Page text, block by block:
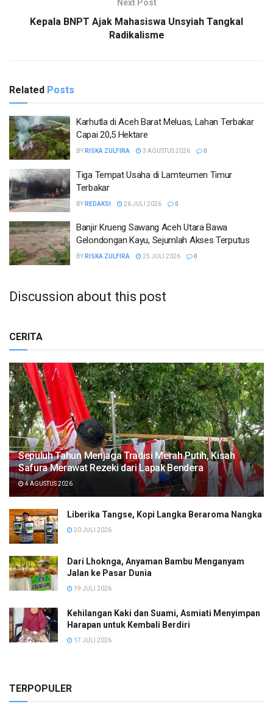
Next Post
Kepala BNPT Ajak Mahasiswa Unsyiah Tangkal
Radikalisme
Related Posts
Karhutla di Aceh Barat Meluas, Lahan Terbakar
Capai 20,5 Hektare
BY RISKA ZULFIRA 3 AGUSTUS 2026 0
Tiga Tempat Usaha di Lamteumen Timur
Terbakar
BY REDAKSI 26 JULI 2026 0
Banjir Krueng Sawang Aceh Utara Bawa
Gelondongan Kayu, Sejumlah Akses Terputus
BY RISKA ZULFIRA 25 JULI 2026 0
Discussion about this post
CERITA
Sepuluh Tahun Menjaga Tradisi Merah Putih, Kisah
Safura Merawat Rezeki dari Lapak Bendera
4 AGUSTUS 2026
Liberika Tangse, Kopi Langka Beraroma Nangka
20 JULI 2026
Dari Lhoknga, Anyaman Bambu Menganyam
Jalan ke Pasar Dunia
19 JULI 2026
Kehilangan Kaki dan Suami, Asmiati Menyimpan
Harapan untuk Kembali Berdiri
17 JULI 2026
TERPOPULER